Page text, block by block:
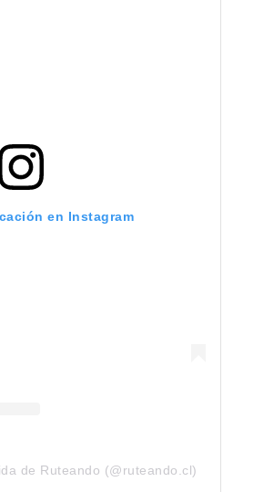
en Instagram
de Ruteando (@ruteando.cl)